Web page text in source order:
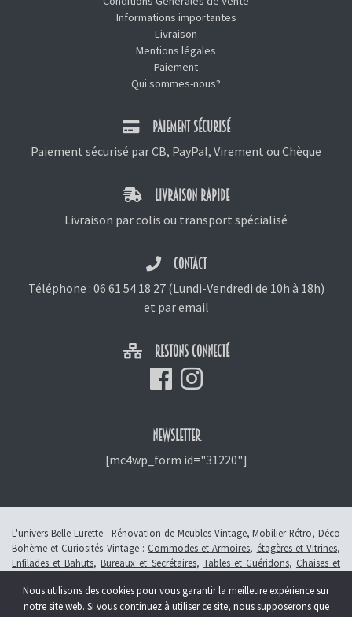
Informations importantes
Livraison
Mentions légales
Paiement
Qui sommes-nous?
PAIEMENT SÉCURISÉ
Paiement sécurisé par CB, PayPal, Virement ou Chèque
LIVRAISON RAPIDE
Livraison par colis ou transport spécialisé
CONTACT
Téléphone : 06 61 54 18 27(Lundi-Vendredi de 10h à 18h)
et par email
RESTONS CONNECTÉ
NEWSLETTER
[mc4wp_form id="31220"]
L'univers Belle Lurette - Rénovation de Meubles Vintage, Mobilier Rétro, Déco
Bohème et Curiosités Vintage : Commodes et Armoires, étagères et Vitrines,
Enfilades et Bahuts,Bureaux et Secrétaires, Tables et Guéridons, Chaises et
© 2013 - 2026 L'atelier Belle Lurette - Rénovation de meubles vintage, en
Nous utilisons des cookies pour vous garantir la meilleure expérience sur
notre site web. Si vous continuez à utiliser ce site, nous supposerons que